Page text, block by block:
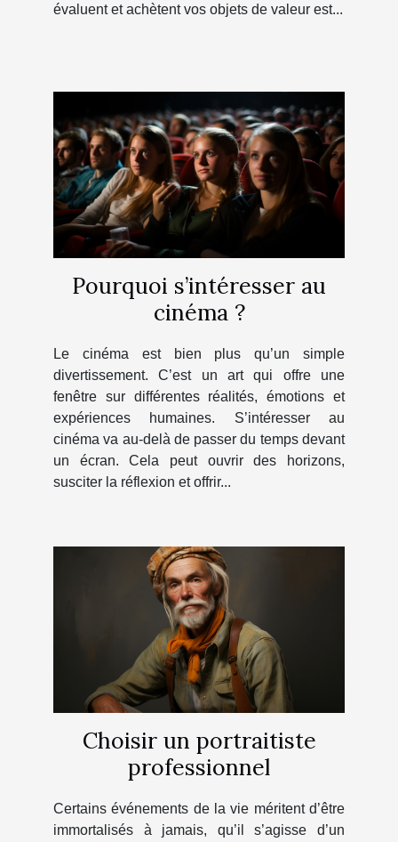
évaluent et achètent vos objets de valeur est...
Pourquoi s’intéresser au
cinéma ?
Le cinéma est bien plus qu’un simple
divertissement. C’est un art qui offre une
fenêtre sur différentes réalités, émotions et
expériences humaines. S’intéresser au
cinéma va au-delà de passer du temps devant
un écran. Cela peut ouvrir des horizons,
susciter la réflexion et offrir...
Choisir un portraitiste
professionnel
Certains événements de la vie méritent d’être
immortalisés à jamais, qu’il s’agisse d’un